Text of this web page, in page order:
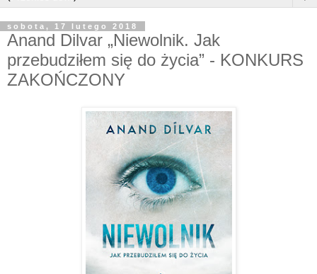
sobota, 17 lutego 2018
Anand Dilvar „Niewolnik. Jak
przebudziłem się do życia” - KONKURS
ZAKOŃCZONY